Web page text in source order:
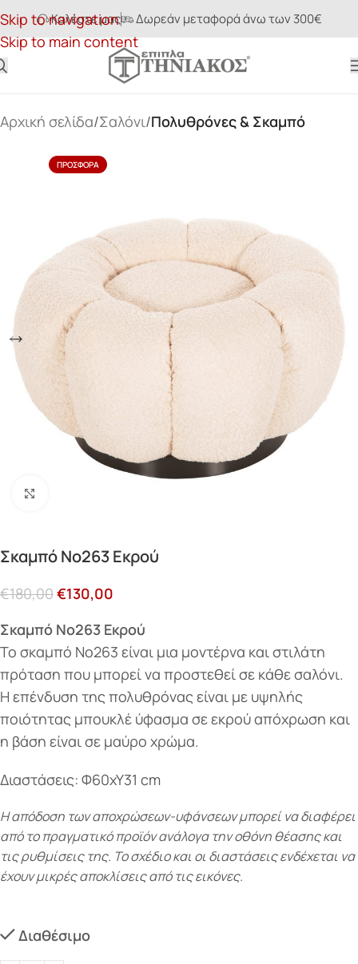
Skip to navigation
Skip to main content
Καλέστε μας Δωρεάν μεταφορά άνω των 300€
Αρχική σελίδα Σαλόνι Πολυθρόνες & Σκαμπό
ΠΡΟΣΦΟΡΆ
Σκαμπό Νο263 Εκρού
€180,00€130,00
Σκαμπό Νο263 Εκρού
Το σκαμπό Νο263 είναι μια μοντέρνα και στιλάτη
πρόταση που μπορεί να προστεθεί σε κάθε σαλόνι.
Η επένδυση της πολυθρόνας είναι με υψηλής
ποιότητας μπουκλέ ύφασμα σε εκρού απόχρωση και
η βάση είναι σε μαύρο χρώμα.
Διαστάσεις: Φ60xY31 cm
Η απόδοση των αποχρώσεων-υφάνσεων μπορεί να διαφέρει
από το πραγματικό προϊόν ανάλογα την οθόνη θέασης και
τις ρυθμίσεις της. Το σχέδιο και οι διαστάσεις ενδέχεται να
έχουν μικρές αποκλίσεις από τις εικόνες.
Διαθέσιμο